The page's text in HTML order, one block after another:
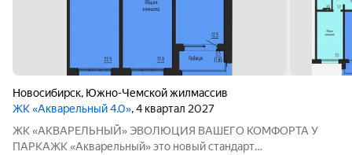
Новосибирск, Южно-Чемской жилмассив
ЖК «Акварельный 4.0», 4 квартал 2027
ЖК «АКВАРЕЛЬНЫЙ» ЭВОЛЮЦИЯ ВАШЕГО КОМФОРТА У
ПАРКАЖК «Акварельный» это новый стандарт